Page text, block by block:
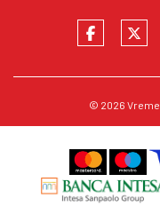
© 2026 Vreme